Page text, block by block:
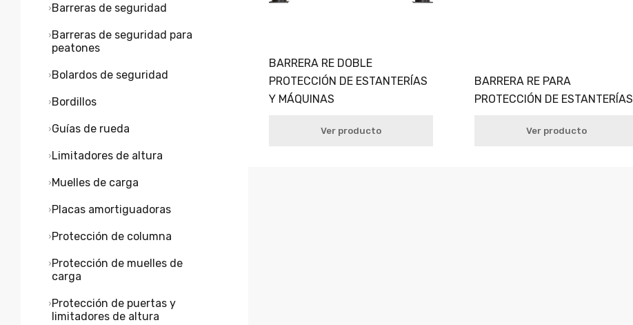
Barreras de seguridad
Barreras de seguridad para
peatones
Bolardos de seguridad
Bordillos
Guías de rueda
Limitadores de altura
Muelles de carga
Placas amortiguadoras
Protección de columna
Protección de muelles de
carga
Protección de puertas y
limitadores de altura
BARRERA RE DOBLE
PROTECCIÓN DE ESTANTERÍAS
Y MÁQUINAS
Ver producto
BARRERA RE PARA
PROTECCIÓN DE ESTANTERÍAS
Ver producto